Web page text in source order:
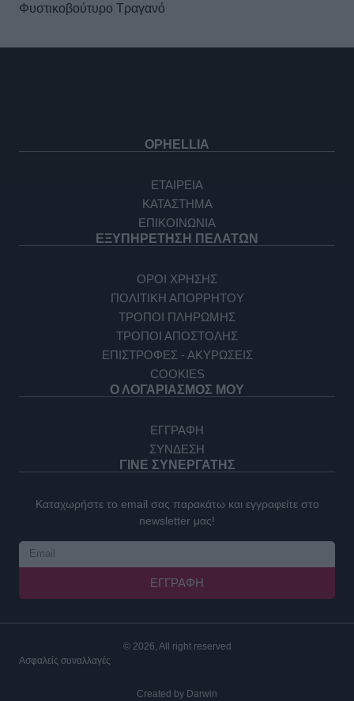
Φυστικοβούτυρο Τραγανό
OPHELLIA
ΕΤΑΙΡΕΙΑ
ΚΑΤΑΣΤΗΜΑ
ΕΠΙΚΟΙΝΩΝΙΑ
ΕΞΥΠΗΡΕΤΗΣΗ ΠΕΛΑΤΩΝ
ΟΡΟΙ ΧΡΗΣΗΣ
ΠΟΛΙΤΙΚΗ ΑΠΟΡΡΗΤΟΥ
ΤΡΟΠΟΙ ΠΛΗΡΩΜΗΣ
ΤΡΟΠΟΙ ΑΠΟΣΤΟΛΗΣ
ΕΠΙΣΤΡΟΦΕΣ - ΑΚΥΡΩΣΕΙΣ
COOKIES
Ο ΛΟΓΑΡΙΑΣΜΟΣ ΜΟΥ
ΕΓΓΡΑΦΗ
ΣΥΝΔΕΣΗ
ΓΙΝΕ ΣΥΝΕΡΓΑΤΗΣ
Καταχωρήστε το email σας παρακάτω και εγγραφείτε στο
newsletter μας!
ΕΓΓΡΑΦΉ
© 2026, All right reserved
Ασφαλείς συναλλαγές
Created by Darwin